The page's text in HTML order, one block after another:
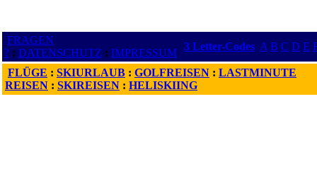
FRAGEN
? : DATENSCHUTZ : IMPRESSUM
3 Letter-Codes A B C D E
FLÜGE : SKIURLAUB : GOLFREISEN : LASTMINUTE
REISEN : SKIREISEN : HELISKIING